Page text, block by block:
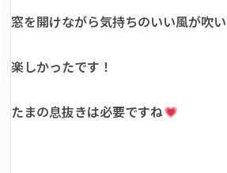
窓を開けながら気持ちのいい風が吹
楽しかったです！
たまの息抜きは必要ですね